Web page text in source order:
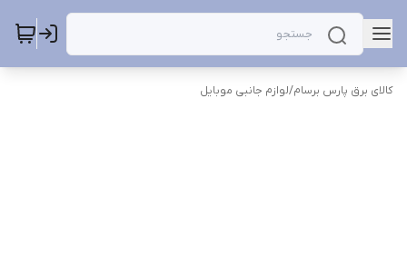
کالای برق پارس برسام/لوازم جانبی موبایل